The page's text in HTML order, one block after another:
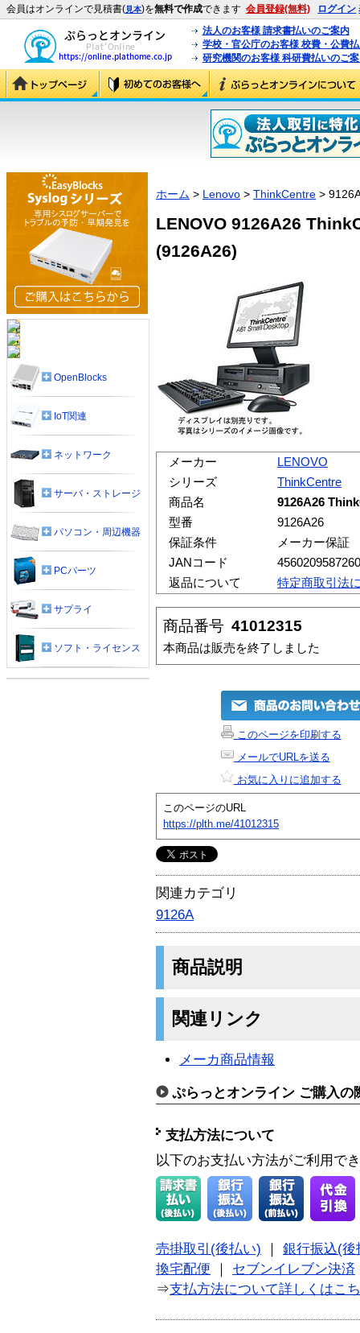
会員はオンラインで見積書(見本)を無料で作成できます 会員登録(無料) ログイン
法人のお客様 請求書払いのご案内
学校・官公庁のお客様 校費・公費
研究機関のお客様 科研費払いのご
ホーム > Lenovo > ThinkCentre >
LENOVO 9126A26
(9126A26)
メーカー
LENOVO
シリーズ
ThinkCentre
商品名
9126A26
型番
9126A26
保証条件
メーカー保証
JANコード
4560209587260
返品について
特定商取引法
商品番号 41012315
本商品は販売を終了しました
このページを印刷する
メールでURLを送る
お気に入りに追加する
このページのURL
https://plth.me/41012315
関連カテゴリ
9126A
商品説明
関連リンク
メーカ商品情報
ぷらっとオンライン ご購入の
支払方法について
以下のお支払い方法がご利用で
売掛取引(後払い)
銀行振込(後
換宅配便
セブンイレブン決済
⇒支払方法について詳しくはこ
OpenBlocks
IoT関連
ネットワーク
サーバ・ストレージ
パソコン・周辺機器
PCパーツ
サプライ
ソフト・ライセンス